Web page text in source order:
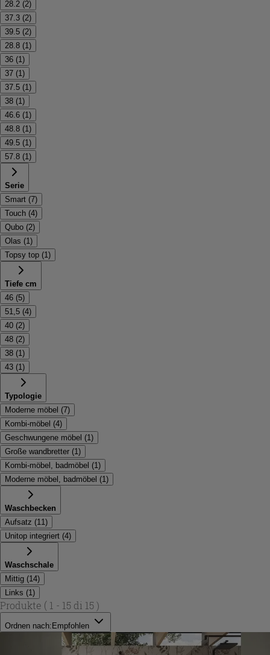
28.2 (2)
37.3 (2)
39.5 (2)
28.8 (1 )
36 (1 )
37 (1 )
37.5 (1 )
38 (1 )
46.6 (1 )
48.8 (1 )
49.5 (1 )
57.8 (1 )
Serie
Smart (7)
Touch (4)
Qubo (2)
Olas (1 )
Topsy top (1 )
Tiefe cm
46 (5)
51,5 (4)
40 (2)
48 (2)
38 (1 )
43 (1 )
Typologie
Moderne möbel (7)
Kombi-möbel (4)
Geschwungene möbel (1 )
Große wandbretter (1 )
Kombi-möbel, badmöbel (1 )
Moderne möbel, badmöbel (1 )
Waschbecken
Aufsatz (11 )
Unitop integriert (4)
Waschschale
Mittig (14)
Links (1 )
Produkte ( 1 - 15 di 15 )
Ordnen nach: Empfohlen